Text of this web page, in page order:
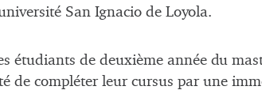
San Ignacio de Loyola.
étudiants de deuxième année du
de compléter leur cursus par une